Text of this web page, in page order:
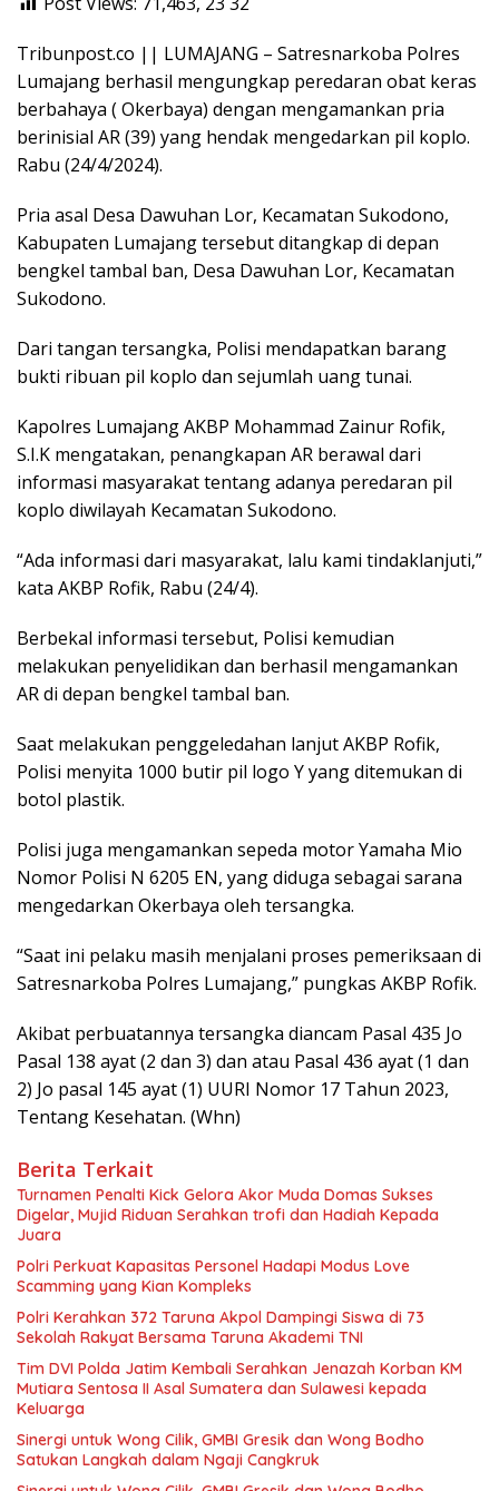
Tribunpost.co || LUMAJANG – Satresnarkoba Polres
Lumajang berhasil mengungkap peredaran obat keras
berbahaya ( Okerbaya) dengan mengamankan pria
berinisial AR (39) yang hendak mengedarkan pil koplo.
Rabu (24/4/2024).
Pria asal Desa Dawuhan Lor, Kecamatan Sukodono,
Kabupaten Lumajang tersebut ditangkap di depan
bengkel tambal ban, Desa Dawuhan Lor, Kecamatan
Sukodono.
Dari tangan tersangka, Polisi mendapatkan barang
bukti ribuan pil koplo dan sejumlah uang tunai.
Kapolres Lumajang AKBP Mohammad Zainur Rofik,
S.I.K mengatakan, penangkapan AR berawal dari
informasi masyarakat tentang adanya peredaran pil
koplo diwilayah Kecamatan Sukodono.
“Ada informasi dari masyarakat, lalu kami tindaklanjuti,”
kata AKBP Rofik, Rabu (24/4).
Berbekal informasi tersebut, Polisi kemudian
melakukan penyelidikan dan berhasil mengamankan
AR di depan bengkel tambal ban.
Saat melakukan penggeledahan lanjut AKBP Rofik,
Polisi menyita 1000 butir pil logo Y yang ditemukan di
botol plastik.
Polisi juga mengamankan sepeda motor Yamaha Mio
Nomor Polisi N 6205 EN, yang diduga sebagai sarana
mengedarkan Okerbaya oleh tersangka.
“Saat ini pelaku masih menjalani proses pemeriksaan di
Satresnarkoba Polres Lumajang,” pungkas AKBP Rofik.
Akibat perbuatannya tersangka diancam Pasal 435 Jo
Pasal 138 ayat (2 dan 3) dan atau Pasal 436 ayat (1 dan
2) Jo pasal 145 ayat (1) UURI Nomor 17 Tahun 2023,
Tentang Kesehatan. (Whn)
Berita Terkait
Turnamen Penalti Kick Gelora Akor Muda Domas Sukses
Digelar, Mujid Riduan Serahkan trofi dan Hadiah Kepada
Juara
Polri Perkuat Kapasitas Personel Hadapi Modus Love
Scamming yang Kian Kompleks
Polri Kerahkan 372 Taruna Akpol Dampingi Siswa di 73
Sekolah Rakyat Bersama Taruna Akademi TNI
Tim DVI Polda Jatim Kembali Serahkan Jenazah Korban KM
Mutiara Sentosa II Asal Sumatera dan Sulawesi kepada
Keluarga
Sinergi untuk Wong Cilik, GMBI Gresik dan Wong Bodho
Satukan Langkah dalam Ngaji Cangkruk